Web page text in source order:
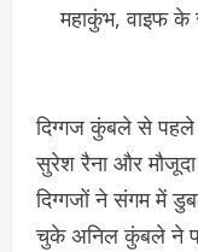
दिग्गज कुंबले से पहले
सुरेश रैना और
दिग्गजों ने संगम में
चुके अनिल कुंबले ने